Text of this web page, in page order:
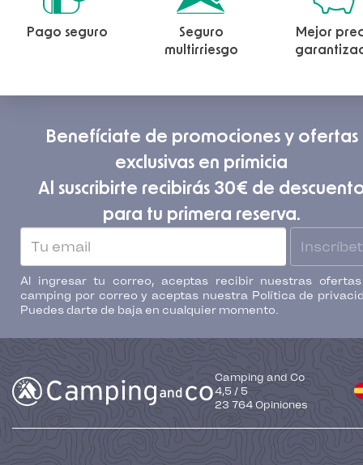
Pago seguro
Seguro
multirriesgo
Mejor
Benefíciate de promociones y ofertas
exclusivas en primicia
Al suscribirte recibirás 30€ de
para tu primera reserva.
Al ingresar tu correo, aceptas recibir nuestras
camping por correo y aceptas nuestra Política de
Puedes darte de baja en cualquier momento.
Camping and Co
4,5 / 5
23 764 Opiniones